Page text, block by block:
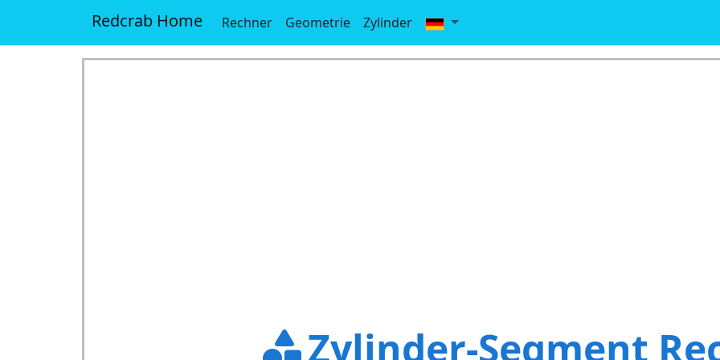
Redcrab Home Rechner Geometrie Zylinder
Zylinder-Segment